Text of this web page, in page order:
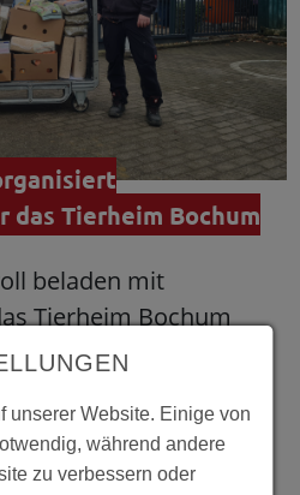
das Tierheim Bochum
beladen mit
Tierheim Bochum
Weihnachten Kinder
Gespendet
unserer Website. Einige von
während andere
zu verbessern oder